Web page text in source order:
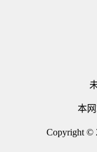
本
Copyright ©